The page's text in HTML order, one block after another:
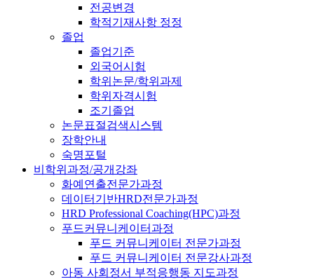
전공변경
학적기재사항 정정
졸업
졸업기준
외국어시험
학위논문/학위과제
학위자격시험
조기졸업
논문표절검색시스템
장학안내
숙명포털
비학위과정/공개강좌
화예연출전문가과정
데이터기반HRD전문가과정
HRD Professional Coaching(HPC)과정
푸드커뮤니케이터과정
푸드 커뮤니케이터 전문가과정
푸드 커뮤니케이터 전문강사과정
아동 사회정서 부적응행동 지도과정